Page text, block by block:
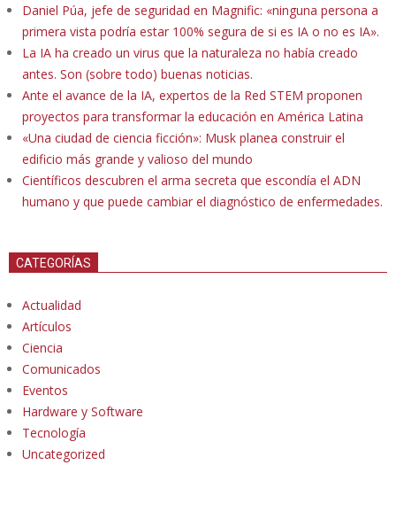
Daniel Púa, jefe de seguridad en Magnific: «ninguna persona a
primera vista podría estar 100% segura de si es IA o no es IA».
La IA ha creado un virus que la naturaleza no había creado
antes. Son (sobre todo) buenas noticias.
Ante el avance de la IA, expertos de la Red STEM proponen
proyectos para transformar la educación en América Latina
«Una ciudad de ciencia ficción»: Musk planea construir el
edificio más grande y valioso del mundo
Científicos descubren el arma secreta que escondía el ADN
humano y que puede cambiar el diagnóstico de enfermedades.
CATEGORÍAS
Actualidad
Artículos
Ciencia
Comunicados
Eventos
Hardware y Software
Tecnología
Uncategorized